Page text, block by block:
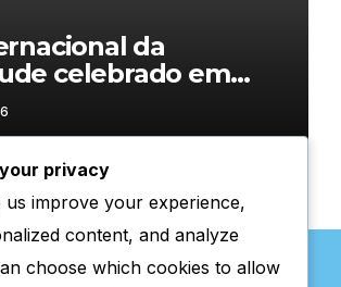
da
celebrado em
atividades
privacy
us improve your experience,
content, and analyze
choose which cookies to allow